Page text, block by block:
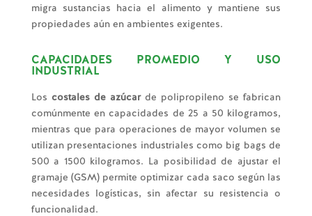
migra sustancias hacia el alimento y mantiene sus
propiedades aún en ambientes exigentes.
CAPACIDADES PROMEDIO Y USO
INDUSTRIAL
Los costales de azúcarde polipropileno se fabrican
comúnmente en capacidades de 25 a 50 kilogramos,
mientras que para operaciones de mayor volumen se
utilizan presentaciones industriales como big bags de
500 a 1500 kilogramos. La posibilidad de ajustar el
gramaje (GSM) permite optimizar cada saco según las
necesidades logísticas, sin afectar su resistencia o
funcionalidad.